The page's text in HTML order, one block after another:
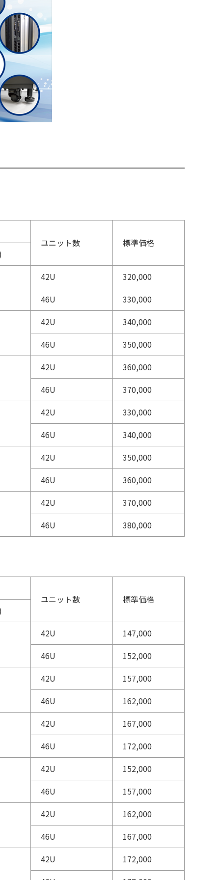
ユニット数
標準価格
42U
320,000
46U
330,000
42U
340,000
46U
350,000
42U
360,000
46U
370,000
42U
330,000
46U
340,000
42U
350,000
46U
360,000
42U
370,000
46U
380,000
ユニット数
標準価格
42U
147,000
46U
152,000
42U
157,000
46U
162,000
42U
167,000
46U
172,000
42U
152,000
46U
157,000
42U
162,000
46U
167,000
42U
172,000